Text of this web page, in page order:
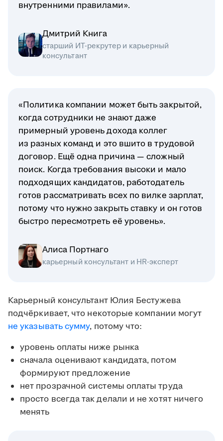
внутренними правилами».
Дмитрий Книга
старший ИТ-рекрутер и карьерный
консультант
«Политика компании может быть закрытой,
когда сотрудники не знают даже
примерный уровень дохода коллег
из разных команд и это вшито в трудовой
договор. Ещё одна причина — сложный
поиск. Когда требования высоки и мало
подходящих кандидатов, работодатель
готов рассматривать всех по вилке зарплат,
потому что нужно закрыть ставку и он готов
быстро пересмотреть её уровень».
Алиса Портнаго
карьерный консультант и HR-эксперт
Карьерный консультант Юлия Бестужева
подчёркивает, что некоторые компании могут
не указывать сумму, потому что:
уровень оплаты ниже рынка
сначала оценивают кандидата, потом
формируют предложение
нет прозрачной системы оплаты труда
просто всегда так делали и не хотят ничего
менять